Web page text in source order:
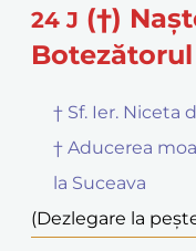
24 J (†)
† Sf. Ier. Niceta
† Aducerea
la Suceava
(Dezlegare la